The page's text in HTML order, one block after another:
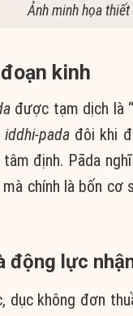
Ảnh minh họa
kinh
được tạm dịch là
iddhi-pada đôi khi
định. Pāda
mà chính là bốn
động lực
dục không đơn